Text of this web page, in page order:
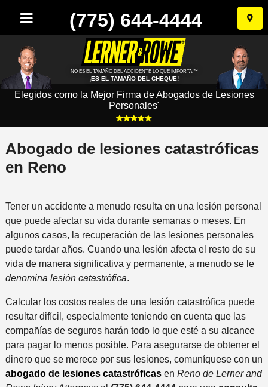
Ir
al
(775) 644-4444
NO ES EL TAMAÑO DEL ACCIDENTE LO QUE IMPORTA.™
¡ES EL TAMAÑO DEL CHEQUE!
Elegidos como la Mejor Firma de Abogados de Lesiones
Personales*
Abogado de lesiones catastróficas
en Reno
Tener un accidente a menudo resulta en una lesión personal
que puede afectar su vida durante semanas o meses. En
algunos casos, la recuperación de las lesiones personales
puede tardar años. Cuando una lesión afecta el resto de su
vida de manera significativa y permanente, a menudo se le
denomina lesión catastrófica.
Calcular los costos reales de una lesión catastrófica puede
resultar difícil, especialmente teniendo en cuenta que las
compañías de seguros harán todo lo que esté a su alcance
para pagar lo menos posible. Para asegurarse de obtener el
dinero que se merece por sus lesiones, comuníquese con un
abogado de lesiones catastróficasen Reno de Lerner and